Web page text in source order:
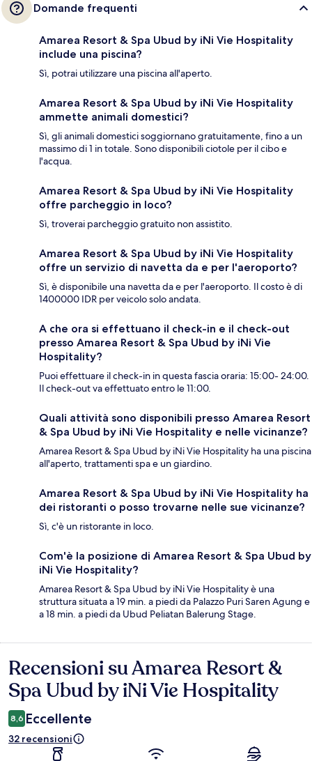
Domande frequenti
Amarea Resort & Spa Ubud by iNi Vie Hospitality
include una piscina?
Sì, potrai utilizzare una piscina all'aperto.
Amarea Resort & Spa Ubud by iNi Vie Hospitality
ammette animali domestici?
Sì, gli animali domestici soggiornano gratuitamente, fino a un
massimo di 1 in totale. Sono disponibili ciotole per il cibo e
l'acqua.
Amarea Resort & Spa Ubud by iNi Vie Hospitality
offre parcheggio in loco?
Sì, troverai parcheggio gratuito non assistito.
Amarea Resort & Spa Ubud by iNi Vie Hospitality
offre un servizio di navetta da e per l'aeroporto?
Sì, è disponibile una navetta da e per l'aeroporto. Il costo è di
1400000 IDR per veicolo solo andata.
A che ora si effettuano il check-in e il check-out
presso Amarea Resort & Spa Ubud by iNi Vie
Hospitality?
Puoi effettuare il check-in in questa fascia oraria: 15:00- 24:00.
Il check-out va effettuato entro le 11:00.
Quali attività sono disponibili presso Amarea Resort
& Spa Ubud by iNi Vie Hospitality e nelle vicinanze?
Amarea Resort & Spa Ubud by iNi Vie Hospitality ha una piscina
all'aperto, trattamenti spa e un giardino.
Amarea Resort & Spa Ubud by iNi Vie Hospitality ha
dei ristoranti o posso trovarne nelle sue vicinanze?
Sì, c'è un ristorante in loco.
Com'è la posizione di Amarea Resort & Spa Ubud by
iNi Vie Hospitality?
Amarea Resort & Spa Ubud by iNi Vie Hospitality è una
struttura situata a 19 min. a piedi da Palazzo Puri Saren Agung e
a 18 min. a piedi da Ubud Peliatan Balerung Stage.
Recensioni
Recensioni su Amarea Resort &
Spa Ubud by iNi Vie Hospitality
8,6 Eccellente
32 recensioni